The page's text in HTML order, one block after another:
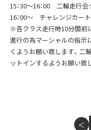
15：30～16：00 二輪走行
16：00～ チャレンジカー
※各クラス走行時10分間前
進行の為マーシャルの指示
くようお願い致します。二
ットインするようお願い致
＜